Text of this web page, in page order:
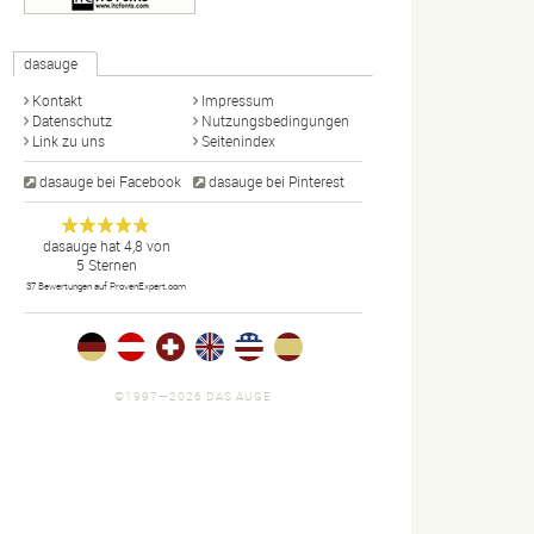
dasauge
Kontakt
Impressum
Datenschutz
Nutzungsbedingungen
Link zu uns
Seitenindex
dasauge bei Facebook dasauge bei Pinterest
dasauge
Designer,
Fotografen,
Agenturen,
Portfolios
und Jobs.
Anonym
dasaugehat4,8 von
5 Sternen
37 Bewertungen auf ProvenExpert.com
©1997—2026 DAS AUGE